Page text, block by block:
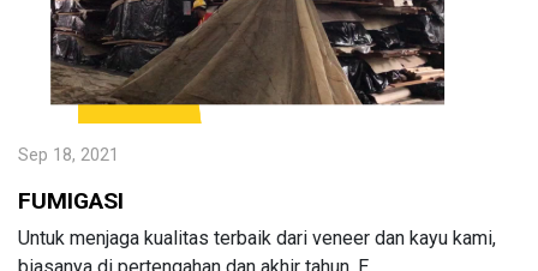
Sep 18, 2021
FUMIGASI
Untuk menjaga kualitas terbaik dari veneer dan kayu kami,